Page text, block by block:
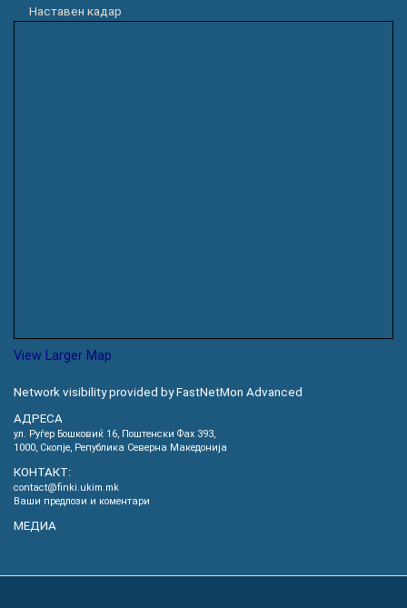
Наставен кадар
View Larger Map
Network visibility provided by FastNetMon Advanced
АДРЕСА
ул. Руѓер Бошковиќ 16, Пoштенски Фах 393,
1000, Скопје, Република Северна Македонија
КОНТАКТ:
contact@finki.ukim.mk
Ваши предлози и коментари
МЕДИА